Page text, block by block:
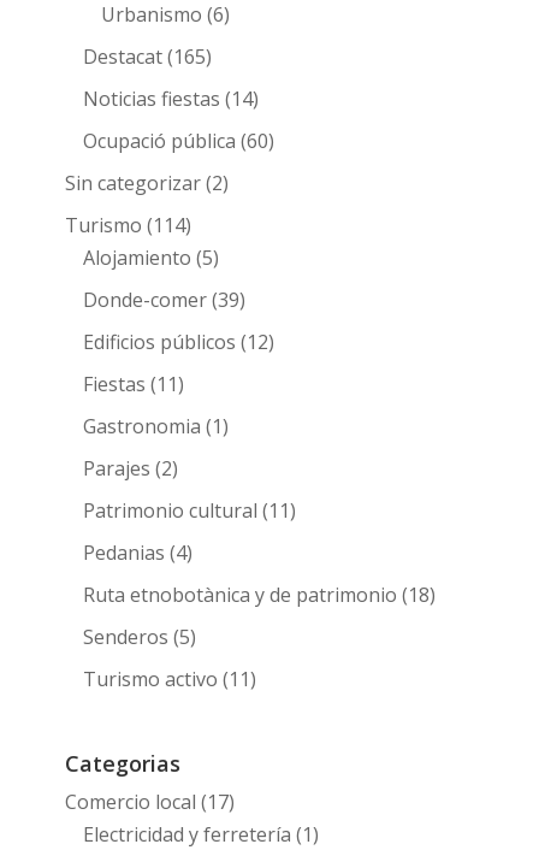
Urbanismo (6)
Destacat(165)
Noticias fiestas (14)
Ocupació pública (60)
Sin categorizar(2)
Turismo (114)
Alojamiento (5)
Donde-comer(39)
Edificios públicos (12)
Fiestas (11)
Gastronomia (1)
Parajes (2)
Patrimonio cultural (11)
Pedanias (4)
Ruta etnobotànica y de patrimonio (18)
Senderos (5)
Turismo activo (11)
Categorias
Comercio local (17)
Electricidad y ferretería (1)